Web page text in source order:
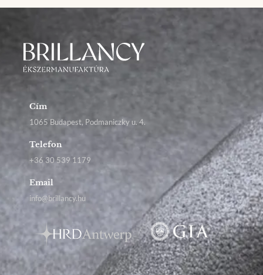
Cím
1065 Budapest, Podmaniczky u. 4.
Telefon
+36 30 539 1179
Email
info@brillancy.hu